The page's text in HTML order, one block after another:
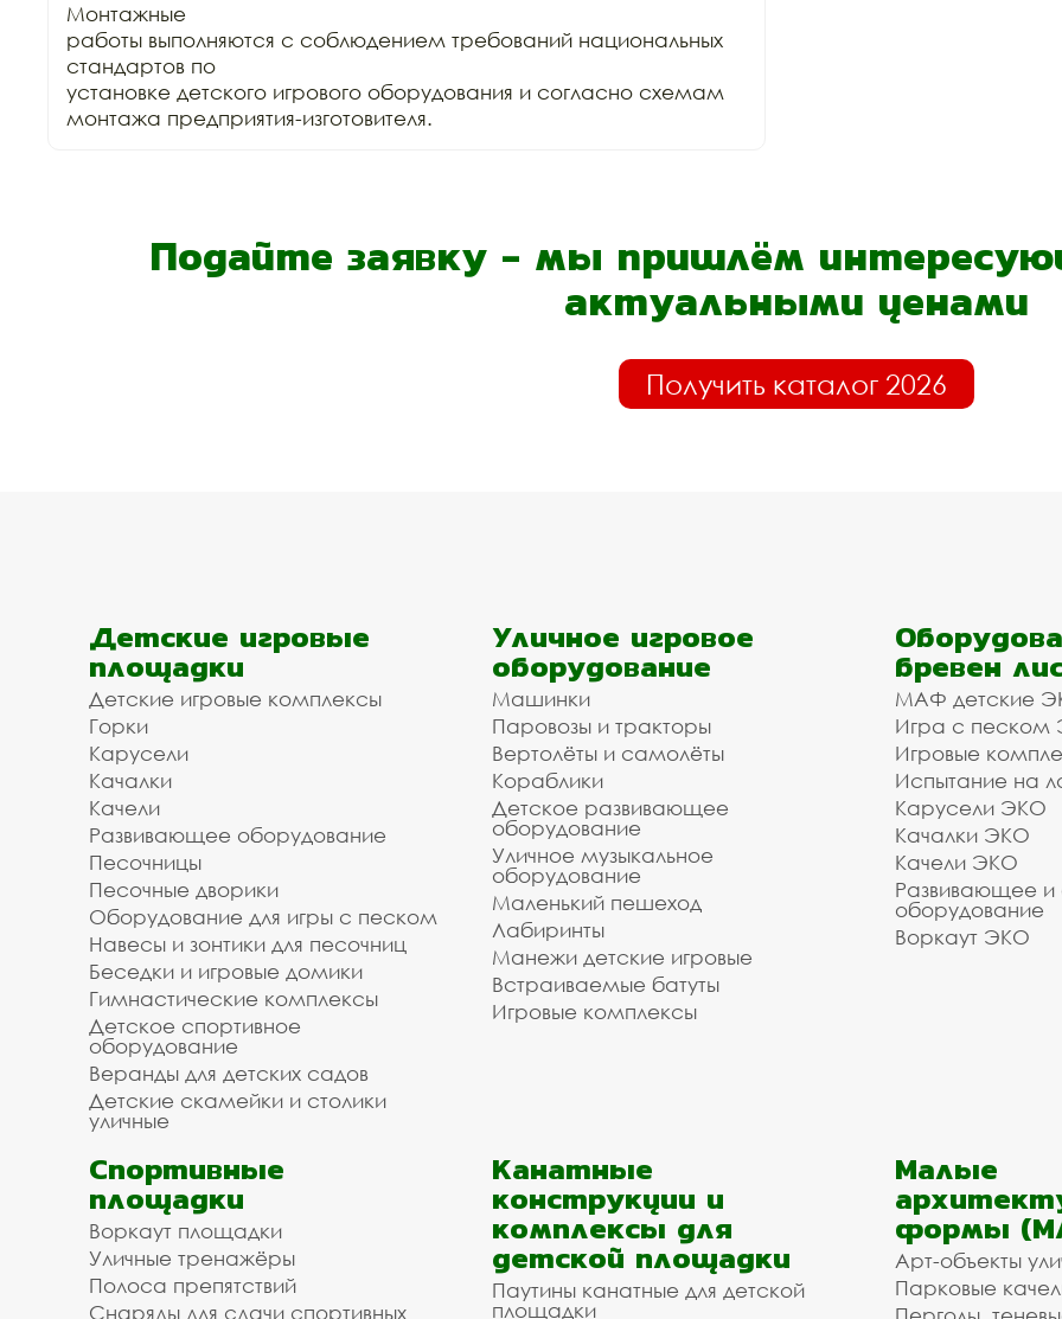
Монтажные
работы выполняются с соблюдением требований национальных
стандартов по
установке детского игрового оборудования и согласно схемам
монтажа предприятия-изготовителя.
Подайте заявку - мы пришлём
актуальными ценами
Получить каталог 2026
Детские игровые
площадки
Детские игровые комплексы
Горки
Карусели
Качалки
Качели
Развивающее оборудование
Песочницы
Песочные дворики
Оборудование для игры с песком
Навесы и зонтики для песочниц
Беседки и игровые домики
Гимнастические комплексы
Детское спортивное
оборудование
Веранды для детских садов
Детские скамейки и столики
уличные
Уличное игровое
оборудование
Машинки
Паровозы и тракторы
Вертолёты и самолёты
Кораблики
Детское развивающее
оборудование
Уличное музыкальное
оборудование
Маленький пешеход
Лабиринты
Манежи детские игровые
Встраиваемые батуты
Игровые комплексы
бревен
МАФ детские
Игра с песком
Игровые
Испытание на
Карусели ЭКО
Качалки ЭКО
Качели ЭКО
Развивающее
оборудование
Воркаут ЭКО
Спортивные
площадки
Воркаут площадки
Уличные тренажёры
Полоса препятствий
Снаряды для сдачи спортивных
Канатные
конструкции и
комплексы для
детской площадки
Паутины канатные для детской
площадки
Малые
формы
Арт-объекты
Парковые